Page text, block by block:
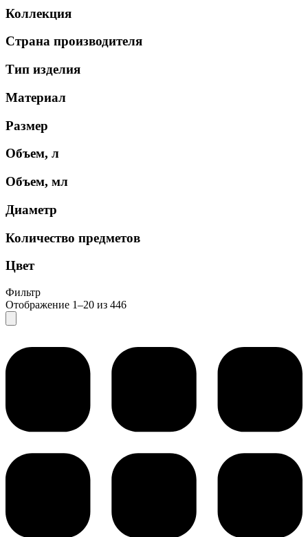
Коллекция
Страна производителя
Тип изделия
Материал
Размер
Объем, л
Объем, мл
Диаметр
Количество предметов
Цвет
Фильтр
Отображение 1–20 из 446